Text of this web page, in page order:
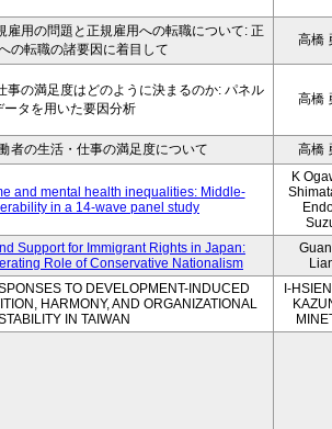
雇用の問題と正規雇用への転職について: 正
の転職の諸要因に着目して
高橋
事の満足度はどのように決まるのか: パネル
ータを用いた要因分析
高橋
者の生活・仕事の満足度について 高橋
and mental health inequalities: Middle-
in a 14-wave panel study
K
Support for Immigrant Rights in Japan:
Role of Conservative Nationalism
TO DEVELOPMENT-INDUCED
HARMONY, AND ORGANIZATIONAL
IN TAIWAN
I-